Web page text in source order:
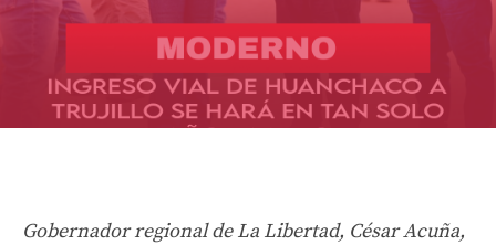
Gobernador regional de La Libertad, César Acuña,